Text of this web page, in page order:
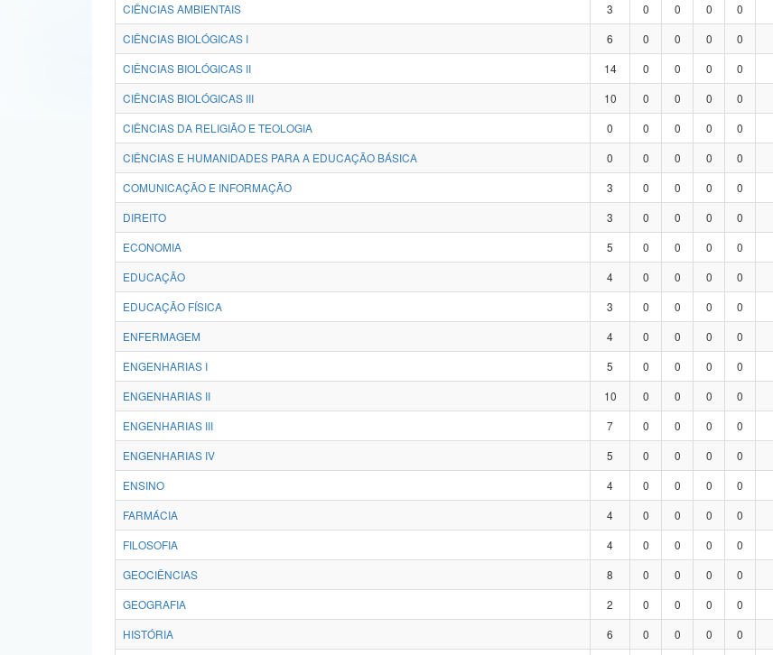
CIÊNCIAS AMBIENTAIS
3 0 0 0 0
CIÊNCIAS BIOLÓGICAS I
6 0 0 0 0
CIÊNCIAS BIOLÓGICAS II
14 0 0 0 0
CIÊNCIAS BIOLÓGICAS III
10 0 0 0 0
CIÊNCIAS DA RELIGIÃO E TEOLOGIA
0 0 0 0 0
CIÊNCIAS E HUMANIDADES PARA A EDUCAÇÃO BÁSICA
0 0 0 0 0
COMUNICAÇÃO E INFORMAÇÃO
3 0 0 0 0
DIREITO
3 0 0 0 0
ECONOMIA
5 0 0 0 0
EDUCAÇÃO
4 0 0 0 0
EDUCAÇÃO FÍSICA
3 0 0 0 0
ENFERMAGEM
4 0 0 0 0
ENGENHARIAS I
5 0 0 0 0
ENGENHARIAS II
10 0 0 0 0
ENGENHARIAS III
7 0 0 0 0
ENGENHARIAS IV
5 0 0 0 0
ENSINO
4 0 0 0 0
FARMÁCIA
4 0 0 0 0
FILOSOFIA
4 0 0 0 0
GEOCIÊNCIAS
8 0 0 0 0
GEOGRAFIA
2 0 0 0 0
HISTÓRIA
6 0 0 0 0